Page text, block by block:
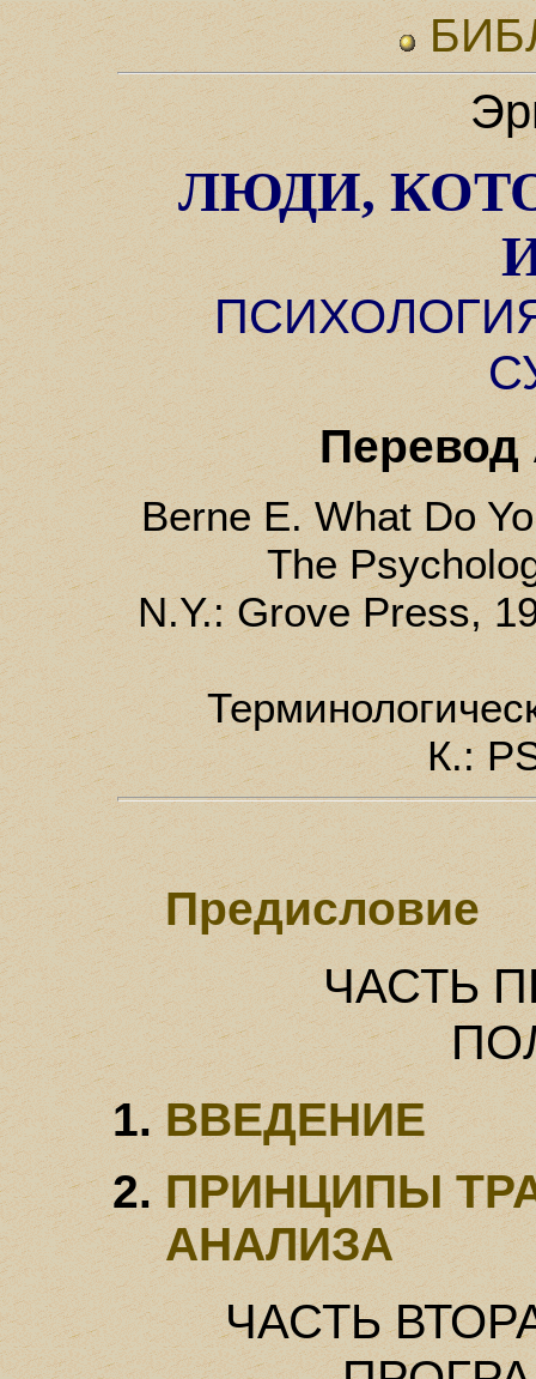
ЛЮДИ,
Перевод
Berne E. What Do
The
N.Y.: Grove Press,
К.:
Предисловие
ЧАСТЬ
ВВЕДЕНИЕ
ПРИНЦИПЫ
АНАЛИЗА
ЧАСТЬ